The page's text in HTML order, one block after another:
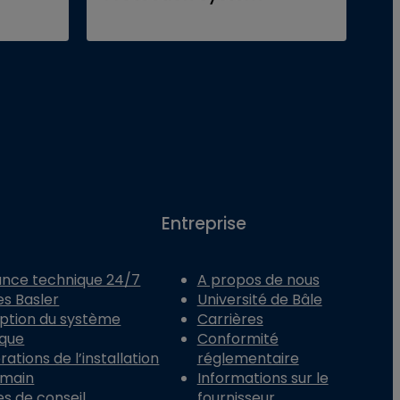
technique 24/7
Basler
du système
de l’installation
Entreprise
A propos de nous
Université de Bâle
Carrières
Conformité
réglementaire
Informations sur le